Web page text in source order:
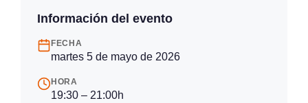
Información del evento
FECHA
martes 5 de mayo de 2026
HORA
19:30 – 21:00h